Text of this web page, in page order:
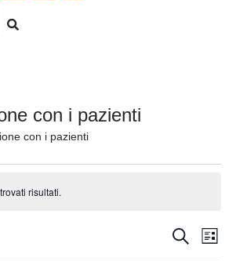
con i pazienti
con i pazienti
risultati.
Eventi
Cerca
Lista